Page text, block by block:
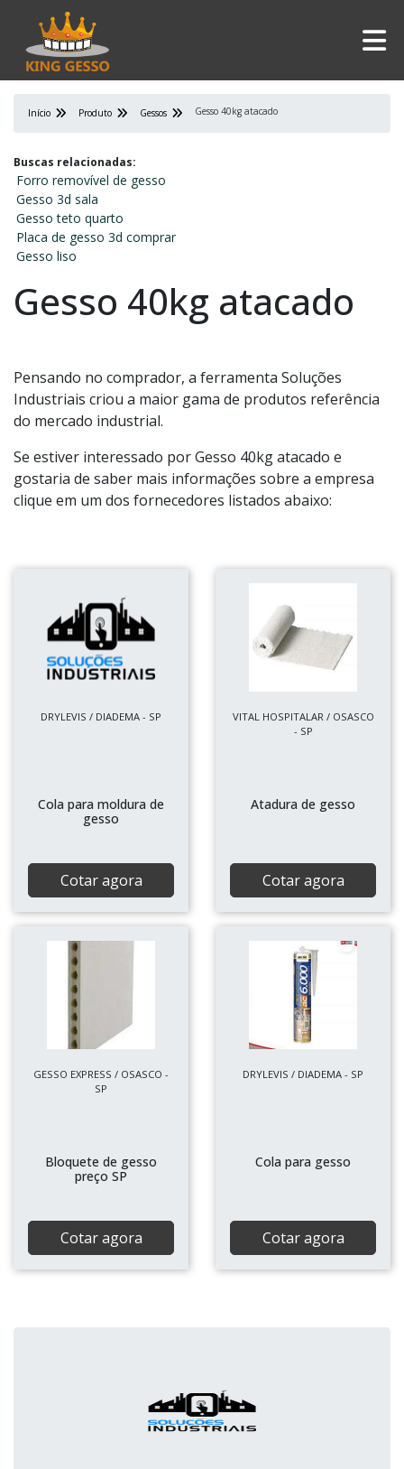
Início Produto Gessos Gesso 40kg atacado
Buscas relacionadas:
Forro removível de gesso
Gesso 3d sala
Gesso teto quarto
Placa de gesso 3d comprar
Gesso liso
Gesso 40kg atacado
Pensando no comprador, a ferramenta Soluções
Industriais criou a maior gama de produtos referência
do mercado industrial.
Se estiver interessado por Gesso 40kg atacado e
gostaria de saber mais informações sobre a empresa
clique em um dos fornecedores listados abaixo:
DRYLEVIS / DIADEMA - SP
Cola para moldura de
gesso
Cotar agora
VITAL HOSPITALAR / OSASCO
- SP
Atadura de gesso
Cotar agora
GESSO EXPRESS / OSASCO -
SP
Bloquete de gesso
preço SP
Cotar agora
DRYLEVIS / DIADEMA - SP
Cola para gesso
Cotar agora